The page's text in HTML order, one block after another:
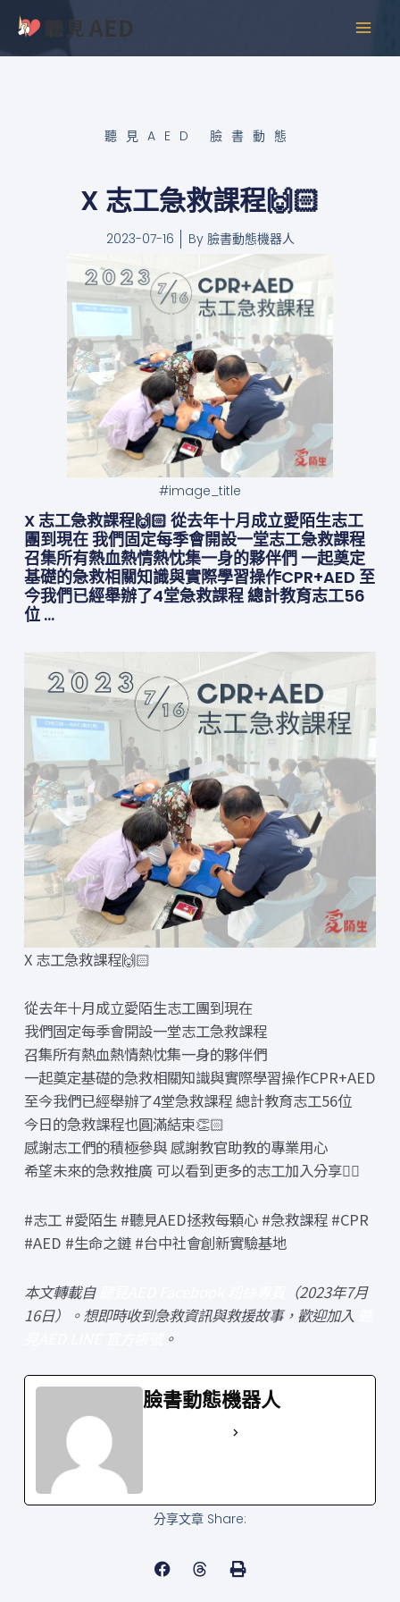
主
聽見AED 臉書動態
X 志工急救課程🙌🏻
2023-07-16 By臉書動態機器人
#image_title
X 志工急救課程🙌🏻 從去年十月成立愛陌生志工
團到現在 我們固定每季會開設一堂志工急救課程
召集所有熱血熱情熱忱集一身的夥伴們 一起奠定
基礎的急救相關知識與實際學習操作CPR+AED 至
今我們已經舉辦了4堂急救課程 總計教育志工56
位 …
X 志工急救課程🙌🏻
從去年十月成立愛陌生志工團到現在
我們固定每季會開設一堂志工急救課程
召集所有熱血熱情熱忱集一身的夥伴們
一起奠定基礎的急救相關知識與實際學習操作CPR+AED
至今我們已經舉辦了4堂急救課程 總計教育志工56位
今日的急救課程也圓滿結束👏🏻
感謝志工們的積極參與 感謝教官助教的專業用心
希望未來的急救推廣 可以看到更多的志工加入分享❤️‍🔥
#志工 #愛陌生 #聽見AED拯救每顆心 #急救課程 #CPR
#AED #生命之鏈 #台中社會創新實驗基地
本文轉載自
（2023年7月
16日）。想即時收到急救資訊與救援故事，歡迎加入
。
臉書動態機器人
分享文章 Share: